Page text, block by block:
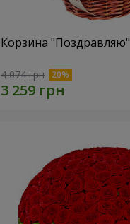
Корзина "Поздравляю"
4 074 грн